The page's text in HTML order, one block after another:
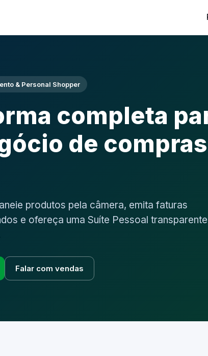
& Personal Shopper
completa
de compras
produtos pela câmera, emita faturas
e ofereça uma Suíte Pessoal
Falar com vendas